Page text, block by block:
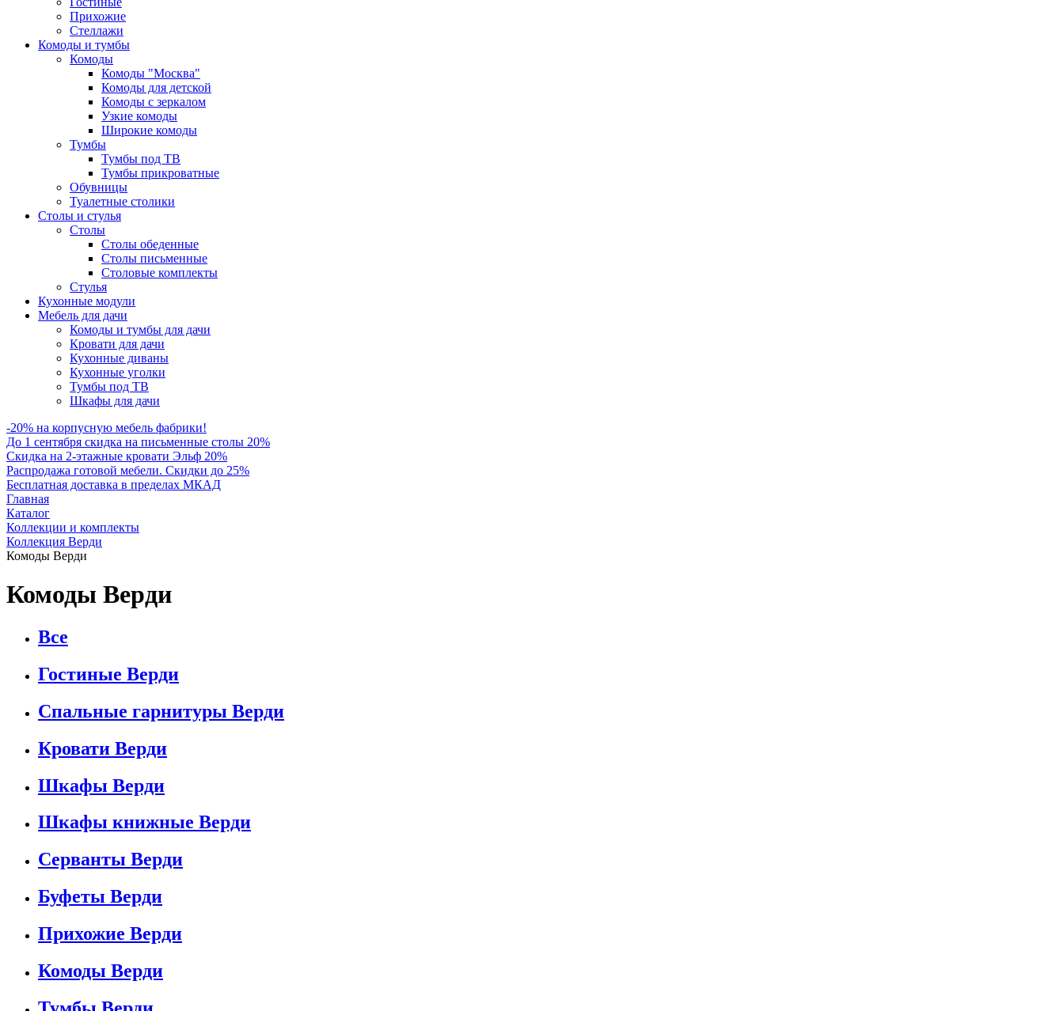
Прихожие
Стеллажи
Комоды и тумбы
Комоды
Комоды "Москва"
Комоды для детской
Комоды с зеркалом
Узкие комоды
Широкие комоды
Тумбы
Тумбы под ТВ
Тумбы прикроватные
Обувницы
Туалетные столики
Столы и стулья
Столы
Столы обеденные
Столы письменные
Столовые комплекты
Стулья
Кухонные модули
Мебель для дачи
Комоды и тумбы для дачи
Кровати для дачи
Кухонные диваны
Кухонные уголки
Тумбы под ТВ
Шкафы для дачи
-20% на корпусную мебель фабрики!
До 1 сентября скидка на письменные столы 20%
Скидка на 2-этажные кровати Эльф 20%
Распродажа готовой мебели. Скидки до 25%
Бесплатная доставка в пределах МКАД
Главная
Каталог
Коллекции и комплекты
Коллекция Верди
Комоды Верди
Комоды Верди
Все
Гостиные Верди
Спальные гарнитуры Верди
Кровати Верди
Шкафы Верди
Шкафы книжные Верди
Серванты Верди
Буфеты Верди
Прихожие Верди
Комоды Верди